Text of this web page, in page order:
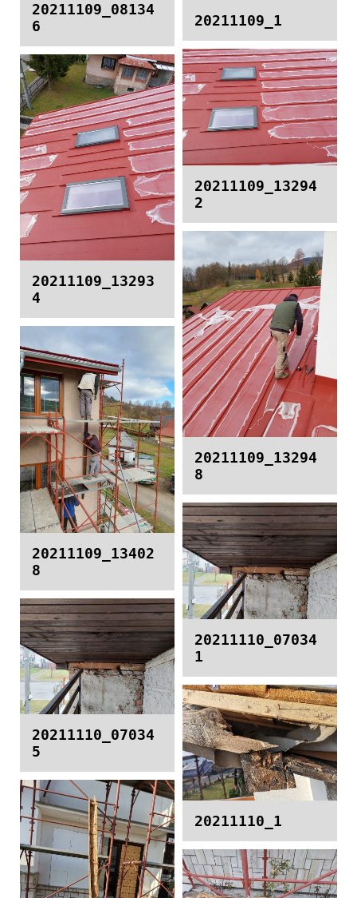
20211109_08134
6
20211109_13293
4
20211109_13402
8
20211110_07034
5
20211109_1
20211109_13294
2
20211109_13294
8
20211110_07034
1
20211110_1